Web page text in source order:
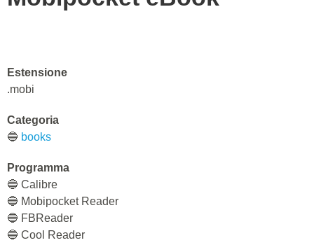
Estensione
.mobi
Categoria
🔵 books
Programma
🔵 Calibre
🔵 Mobipocket Reader
🔵 FBReader
🔵 Cool Reader